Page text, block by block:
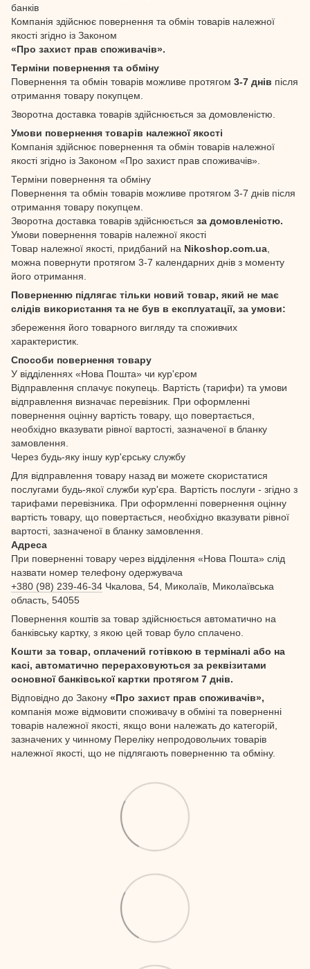
банків
Компанія здійснює повернення та обмін товарів належної
якості згідно із Законом
«Про захист прав споживачів».
Терміни повернення та обміну
Повернення та обмін товарів можливе протягом 3-7 днів після
отримання товару покупцем.
Зворотна доставка товарів здійснюється за домовленістю.
Умови повернення товарів належної якості
Компанія здійснює повернення та обмін товарів належної
якості згідно із Законом «Про захист прав споживачів».
Терміни повернення та обміну
Повернення та обмін товарів можливе протягом 3-7 днів після
отримання товару покупцем.
Зворотна доставка товарів здійснюється за домовленістю.
Умови повернення товарів належної якості
Товар належної якості, придбаний на Nikoshop.com.ua
можна повернути протягом 3-7 календарних днів з моменту
його отримання.
Поверненню підлягає тільки новий товар, який не має
слідів використання та не був в експлуатації, за умови:
збереження його товарного вигляду та споживчих
характеристик.
Способи повернення товару
У відділеннях «Нова Пошта» чи кур'єром
Відправлення сплачує покупець. Вартість (тарифи) та умови
відправлення визначає перевізник. При оформленні
повернення оцінну вартість товару, що повертається,
необхідно вказувати рівної вартості, зазначеної в бланку
замовлення.
Через будь-яку іншу кур'єрську службу
Для відправлення товару назад ви можете скористатися
послугами будь-якої служби кур'єра. Вартість послуги - згідно з
тарифами перевізника. При оформленні повернення оцінну
вартість товару, що повертається, необхідно вказувати рівної
вартості, зазначеної в бланку замовлення.
Адреса
При поверненні товару через відділення «Нова Пошта» слід
назвати номер телефону одержувача
+380 (98) 239-46-34 Чкалова, 54, Миколаїв, Миколаївська
область, 54055
Повернення коштів за товар здійснюється автоматично на
банківську картку, з якою цей товар було сплачено.
Кошти за товар, оплачений готівкою в терміналі або на
касі, автоматично перераховуються за реквізитами
основної банківської картки протягом 7 днів.
Відповідно до Закону «Про захист прав споживачів»,
компанія може відмовити споживачу в обміні та поверненні
товарів належної якості, якщо вони належать до категорій,
зазначених у чинному Переліку непродовольчих товарів
належної якості, що не підлягають поверненню та обміну.